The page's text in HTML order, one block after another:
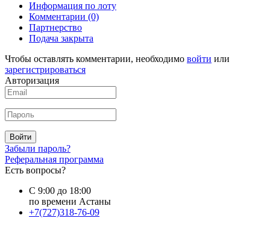
Информация по лоту
Комментарии (0)
Партнерство
Подача закрыта
Чтобы оставлять комментарии, необходимо войти или
зарегистрироваться
Авторизация
Войти
Забыли пароль?
Реферальная программа
Есть вопросы?
С 9:00 до 18:00
по времени Астаны
+7(727)318-76-09